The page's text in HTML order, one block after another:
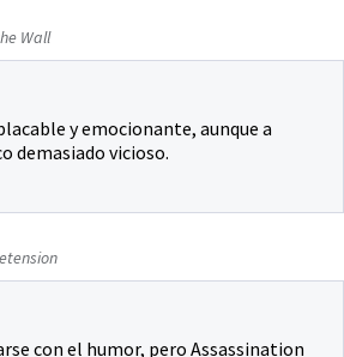
Wall
y emocionante, aunque a
demasiado vicioso.
con el humor, pero Assassination